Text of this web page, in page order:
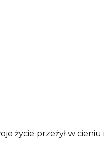
życie przeżył w